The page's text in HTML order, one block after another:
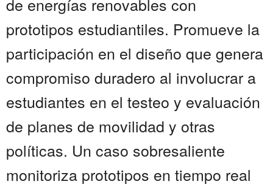
prototipos estudiantiles. Promueve la
participación en el diseño que genera
compromiso duradero al involucrar a
estudiantes en el testeo y evaluación
de planes de movilidad y otras
políticas. Un caso sobresaliente
monitoriza prototipos en tiempo real